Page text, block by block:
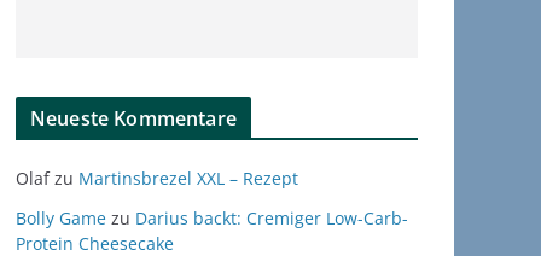
Neueste Kommentare
Olafzu Martinsbrezel XXL – Rezept
Bolly Game zu Darius backt: Cremiger Low-Carb-
Protein Cheesecake